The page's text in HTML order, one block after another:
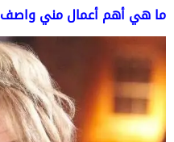
ماهي أهم أعمال مني واصف